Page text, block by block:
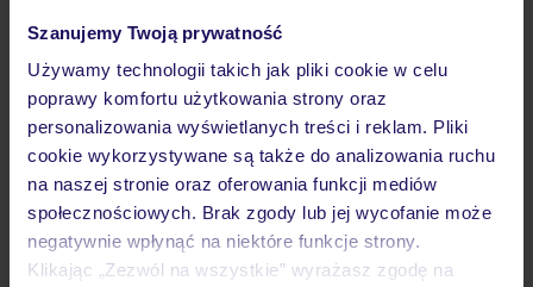
Szanujemy Twoją prywatność
Używamy technologii takich jak pliki cookie w celu
poprawy komfortu użytkowania strony oraz
personalizowania wyświetlanych treści i reklam. Pliki
cookie wykorzystywane są także do analizowania ruchu
na naszej stronie oraz oferowania funkcji mediów
społecznościowych. Brak zgody lub jej wycofanie może
negatywnie wpłynąć na niektóre funkcje strony.
Klikając „Zezwól na wszystkie” wyrażasz zgodę na
Hotel
Opinie
Pokoje